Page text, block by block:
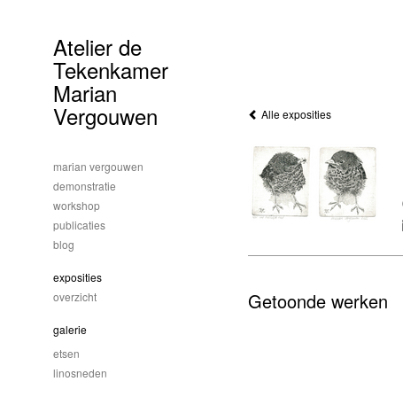
Alle exposities
Getoonde werken
Atelier de
Tekenkamer
Marian
Vergouwen
marian vergouwen
demonstratie
workshop
publicaties
blog
exposities
overzicht
galerie
etsen
linosneden